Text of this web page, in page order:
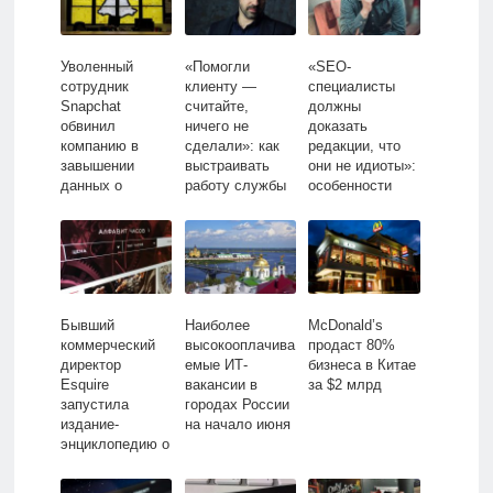
Уволенный
сотрудник
Snapchat
обвинил
компанию в
завышении
данных о
пользователей
накануне IPO
«Помогли
клиенту —
считайте,
ничего не
сделали»: как
выстраивать
работу службы
социальных
сетях
«SEO-
специалисты
должны
доказать
редакции, что
они не идиоты»:
особенности
Бывший
коммерческий
директор
Esquire
запустила
издание-
энциклопедию о
Наиболее
высокооплачива
емые ИТ-
вакансии в
городах России
на начало июня
McDonald’s
продаст 80%
бизнеса в Китае
за $2 млрд